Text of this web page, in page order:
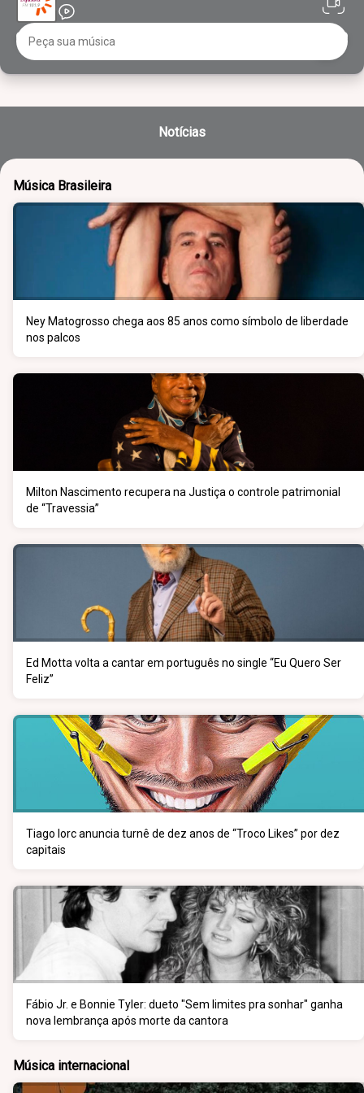
Notícias
Música Brasileira
Ney Matogrosso chega aos 85 anos como símbolo de liberdade
nos palcos
Milton Nascimento recupera na Justiça o controle patrimonial
de “Travessia”
Ed Motta volta a cantar em português no single “Eu Quero Ser
Feliz”
Tiago Iorc anuncia turnê de dez anos de “Troco Likes” por dez
capitais
Fábio Jr. e Bonnie Tyler: dueto "Sem limites pra sonhar" ganha
nova lembrança após morte da cantora
Música internacional